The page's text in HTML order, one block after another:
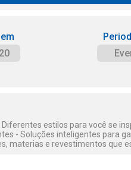
estilos para você se
- Soluções inteligentes para
materias e revestimentos que